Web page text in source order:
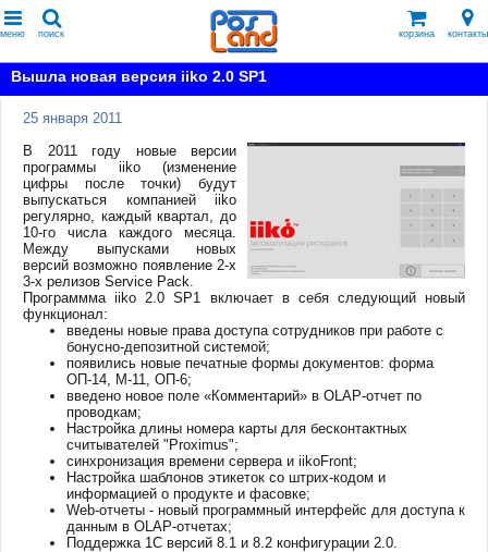
меню поиск корзина контакты
Вышла новая версия iiko 2.0 SP1
25 января 2011
В 2011 году новые версии
программы iiko (изменение
цифры после точки) будут
выпускаться компанией iiko
регулярно, каждый квартал, до
10-го числа каждого месяца.
Между выпусками новых
версий возможно появление 2-х
3-х релизов Service Pack.
Программма iiko 2.0 SP1 включает в себя следующий новый
функционал:
введены новые права доступа сотрудников при работе с
бонусно-депозитной системой;
появились новые печатные формы документов: форма
ОП-14, М-11, ОП-6;
введено новое поле «Комментарий» в OLAP-отчет по
проводкам;
Настройка длины номера карты для бесконтактных
считывателей "Proximus";
синхронизация времени сервера и iikoFront;
Настройка шаблонов этикеток со штрих-кодом и
информацией о продукте и фасовке;
Web-отчеты - новый программный интерфейс для доступа к
данным в OLAP-отчетах;
Поддержка 1С версий 8.1 и 8.2 конфигурации 2.0.